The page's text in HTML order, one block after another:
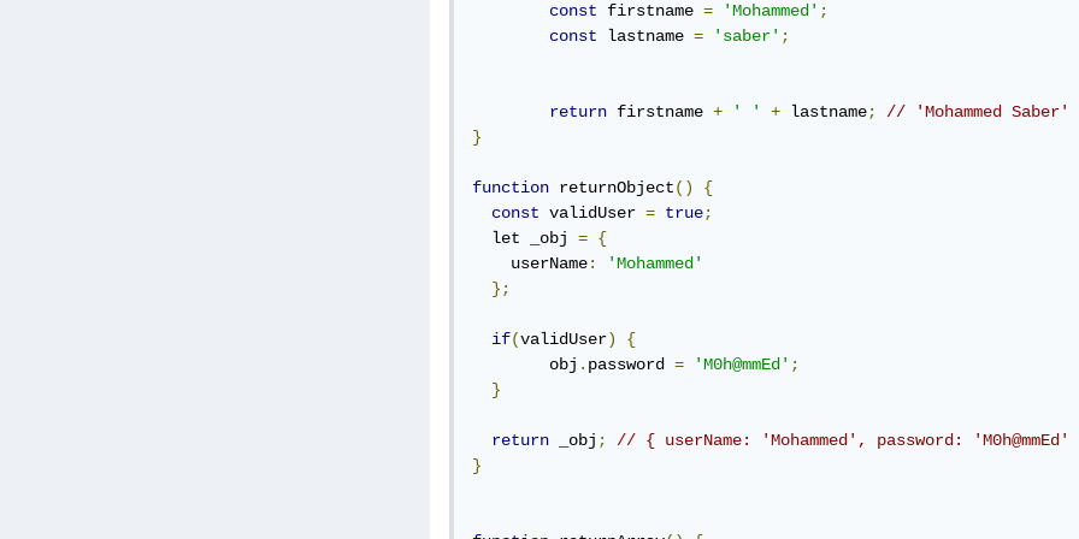
const firstname = 'Mohammed' ;
const lastname = 'saber' ;
return firstname + ' ' + lastname;
// 'Mohammed Saber'
}
function returnObject()
{
const validUser = true;
  let _obj
= {
    userName
:
'Mohammed'
};
if(validUser)
{
	obj
. password = 'M0h@mmEd' ;
}
return _obj ;
// { userName: 'Mohammed', password:
}